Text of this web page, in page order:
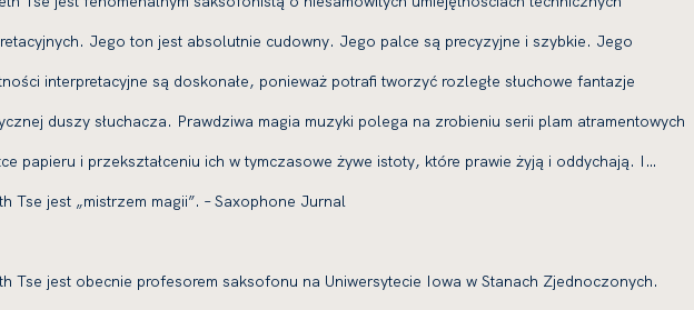
Jego ton jest absolutnie cudowny. Jego palce są precyzyjne i szybkie. Jego
interpretacyjne są doskonałe, ponieważ potrafi tworzyć rozległe słuchowe fantazje
duszy słuchacza. Prawdziwa magia muzyki polega na zrobieniu serii plam atramentowych
papieru i przekształceniu ich w tymczasowe żywe istoty, które prawie żyją i oddychają. I…
Tse jest „mistrzem magii”. – Saxophone Jurnal
Tse jest obecnie profesorem saksofonu na Uniwersytecie Iowa w Stanach Zjednoczonych.